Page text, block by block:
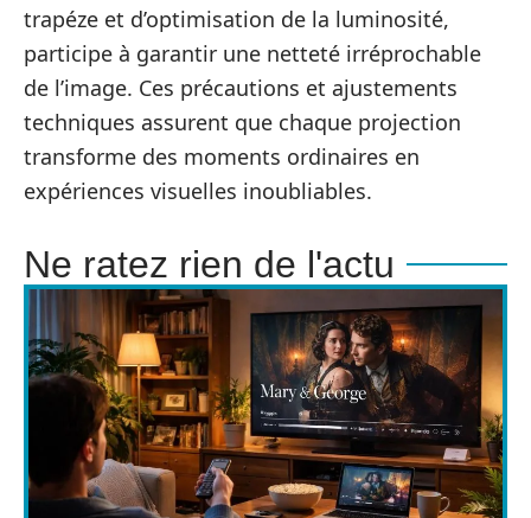
trapéze et d’optimisation de la luminosité,
participe à garantir une netteté irréprochable
de l’image. Ces précautions et ajustements
techniques assurent que chaque projection
transforme des moments ordinaires en
expériences visuelles inoubliables.
Ne ratez rien de l'actu